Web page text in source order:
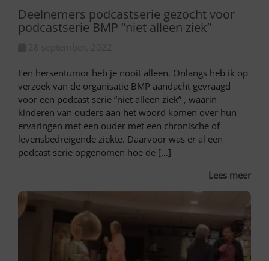
Deelnemers podcastserie gezocht voor
podcastserie BMP “niet alleen ziek”
Een hersentumor heb je nooit alleen. Onlangs heb ik op
verzoek van de organisatie BMP aandacht gevraagd
voor een podcast serie “niet alleen ziek” , waarin
kinderen van ouders aan het woord komen over hun
ervaringen met een ouder met een chronische of
levensbedreigende ziekte. Daarvoor was er al een
podcast serie opgenomen hoe de […]
Lees meer